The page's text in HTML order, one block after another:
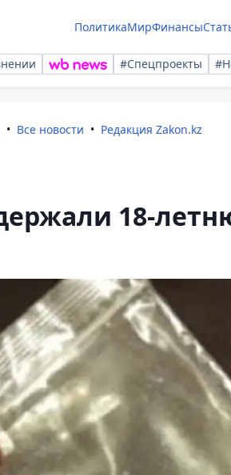
ПолитикаМирФинансы
#Спецпроекты
Все новости Редакция Zakon.kz
18-